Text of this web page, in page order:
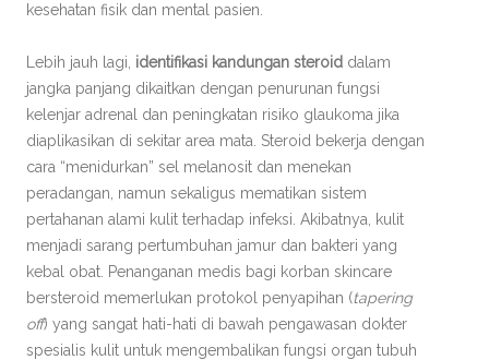
kesehatan fisik dan mental pasien.
Lebih jauh lagi, identifikasi kandungan steroid dalam
jangka panjang dikaitkan dengan penurunan fungsi
kelenjar adrenal dan peningkatan risiko glaukoma jika
diaplikasikan di sekitar area mata. Steroid bekerja dengan
cara “menidurkan” sel melanosit dan menekan
peradangan, namun sekaligus mematikan sistem
pertahanan alami kulit terhadap infeksi. Akibatnya, kulit
menjadi sarang pertumbuhan jamur dan bakteri yang
kebal obat. Penanganan medis bagi korban skincare
bersteroid memerlukan protokol penyapihan (tapering
off) yang sangat hati-hati di bawah pengawasan dokter
spesialis kulit untuk mengembalikan fungsi organ tubuh